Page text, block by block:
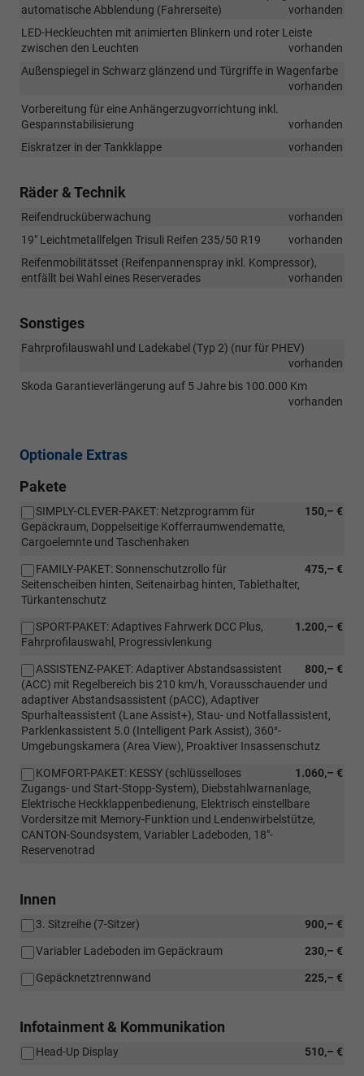
automatische Abblendung (Fahrerseite)
vorhanden
LED-Heckleuchten mit animierten Blinkern und roter Leiste
zwischen den Leuchten
vorhanden
Außenspiegel in Schwarz glänzend und Türgriffe in Wagenfarbe
vorhanden
Vorbereitung für eine Anhängerzugvorrichtung inkl.
Gespannstabilisierung
vorhanden
Eiskratzer in der Tankklappe
vorhanden
Räder & Technik
Reifendrucküberwachung
vorhanden
19" Leichtmetallfelgen Trisuli Reifen 235/50 R19
vorhanden
Reifenmobilitätsset (Reifenpannenspray inkl. Kompressor),
entfällt bei Wahl eines Reserverades
vorhanden
Sonstiges
Fahrprofilauswahl und Ladekabel (Typ 2) (nur für PHEV)
vorhanden
Skoda Garantieverlängerung auf 5 Jahre bis 100.000 Km
vorhanden
Optionale Extras
Pakete
150,– €
SIMPLY-CLEVER-PAKET: Netzprogramm für
Gepäckraum, Doppelseitige Kofferraumwendematte,
Cargoelemnte und Taschenhaken
475,– €
FAMILY-PAKET: Sonnenschutzrollo für
Seitenscheiben hinten, Seitenairbag hinten, Tablethalter,
Türkantenschutz
1.200,– €
SPORT-PAKET: Adaptives Fahrwerk DCC Plus,
Fahrprofilauswahl, Progressivlenkung
800,– €
ASSISTENZ-PAKET: Adaptiver Abstandsassistent
(ACC) mit Regelbereich bis 210 km/h, Vorausschauender und
adaptiver Abstandsassistent (pACC), Adaptiver
Spurhalteassistent (Lane Assist+), Stau- und Notfallassistent,
Parklenkassistent 5.0 (Intelligent Park Assist), 360°-
Umgebungskamera (Area View), Proaktiver Insassenschutz
1.060,– €
KOMFORT-PAKET: KESSY (schlüsselloses
Zugangs- und Start-Stopp-System), Diebstahlwarnanlage,
Elektrische Heckklappenbedienung, Elektrisch einstellbare
Vordersitze mit Memory-Funktion und Lendenwirbelstütze,
CANTON-Soundsystem, Variabler Ladeboden, 18"-
Reservenotrad
Innen
900,– €
3. Sitzreihe (7-Sitzer)
230,– €
Variabler Ladeboden im Gepäckraum
225,– €
Gepäcknetztrennwand
Infotainment & Kommunikation
510,– €
Head-Up Display